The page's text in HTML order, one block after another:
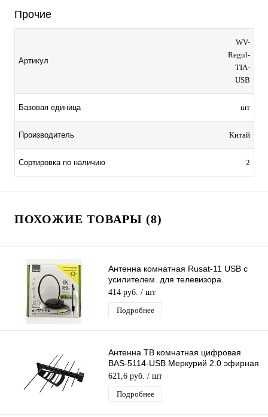
Прочие
Артикул
WV-
Regul-
ТIA-
USB
Базовая единица шт
Производитель Китай
Сортировка по наличию 2
ПОХОЖИЕ ТОВАРЫ (8)
Антенна комнатная Rusat-11 USB с
усилителем. для телевизора.
активная. для дома. для дачи
414 руб. / шт
Подробнее
Антенна ТВ комнатная цифровая
BAS-5114-USB Меркурий 2.0 эфирная
для DVB-T2 телевидения
621,6 руб. / шт
Подробнее